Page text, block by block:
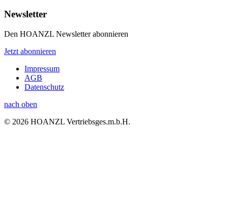
Newsletter
Den HOANZL Newsletter abonnieren
Jetzt abonnieren
Impressum
AGB
Datenschutz
nach oben
© 2026 HOANZL Vertriebsges.m.b.H.